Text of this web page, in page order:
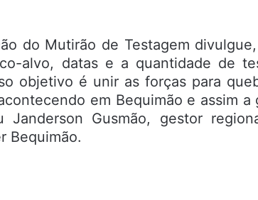
do Mutirão de Testagem
alvo, datas e a quantidade de
objetivo é unir as forças para
em Bequimão e assim a
Janderson Gusmão, gestor
Bequimão.